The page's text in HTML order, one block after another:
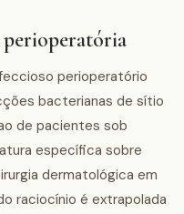
perioperatória
perioperatório
bacterianas de sítio
de pacientes sob
específica sobre
dermatológica em
raciocínio é extrapolada